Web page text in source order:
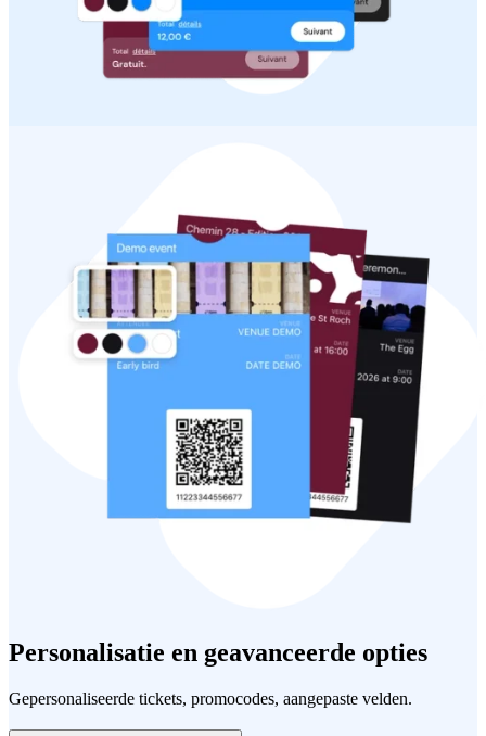
Personalisatie en geavanceerde opties
Gepersonaliseerde tickets, promocodes, aangepaste velden.